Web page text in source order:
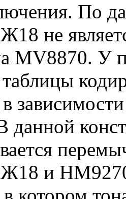
По
не
MV8870. У
таблицы
данной
и НМ9270